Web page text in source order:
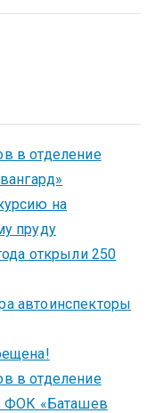
в отделение
на
пруду
открыли 250
автоинспекторы
в отделение
ФОК «Баташев